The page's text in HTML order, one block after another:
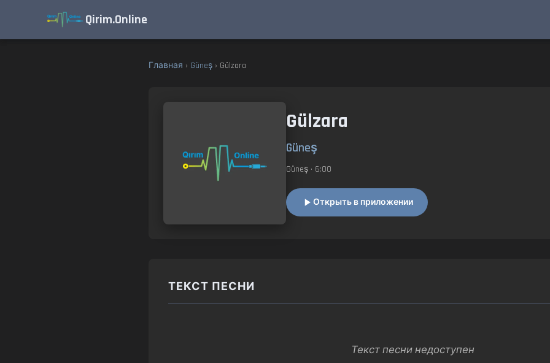
Qirim.Online
Главная › Güneş › Gülzara
Gülzara
Güneş
Güneş • 6:00
Открыть в приложении
ТЕКСТ ПЕСНИ
Текст песни недоступен